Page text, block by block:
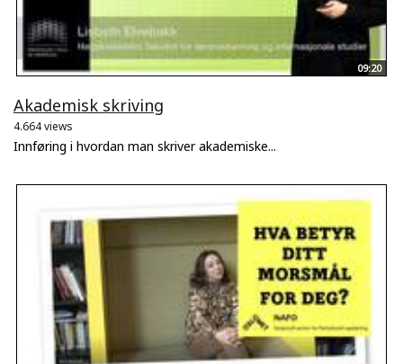
09:20
Akademisk skriving
4.664 views
Innføring i hvordan man skriver akademiske...